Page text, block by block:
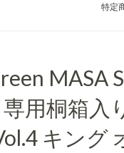
特定
MASA
用桐箱入
キング